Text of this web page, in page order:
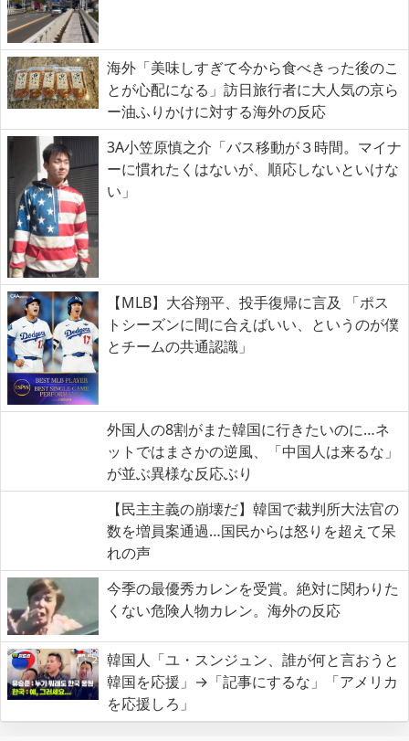
海外「美味しすぎて今から食べきった後のこ
とが心配になる」訪日旅行者に大人気の京ら
ー油ふりかけに対する海外の反応
3A小笠原慎之介「バス移動が３時間。マイナ
ーに慣れたくはないが、順応しないといけな
い」
【MLB】大谷翔平、投手復帰に言及 「ポス
トシーズンに間に合えばいい、というのが僕
とチームの共通認識」
外国人の8割がまた韓国に行きたいのに…ネ
ットではまさかの逆風、「中国人は来るな」
が並ぶ異様な反応ぶり
【民主主義の崩壊だ】韓国で裁判所大法官の
数を増員案通過…国民からは怒りを超えて呆
れの声
今季の最優秀カレンを受賞。絶対に関わりた
くない危険人物カレン。海外の反応
韓国人「ユ・スンジュン、誰が何と言おうと
韓国を応援」→「記事にするな」「アメリカ
を応援しろ」